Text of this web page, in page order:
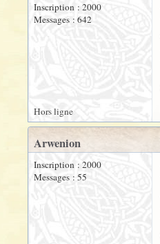
Inscription : 2000
Messages : 642
Hors ligne
Arwenion
Inscription : 2000
Messages : 55